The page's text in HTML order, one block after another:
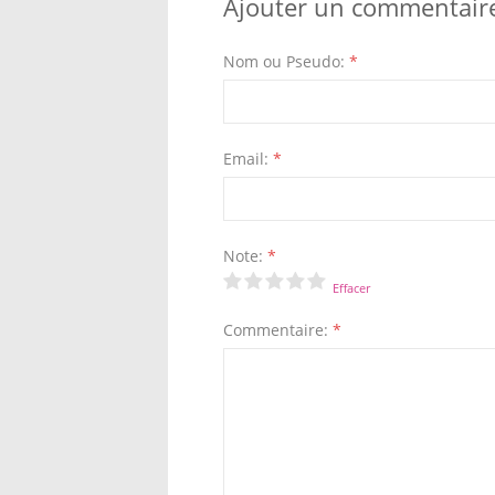
Nom ou Pseudo: *
Email: *
Note: *
Effacer
Commentaire: *